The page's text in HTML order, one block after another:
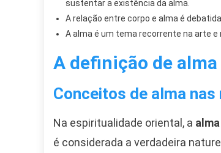
sustentar a existência da alma.
A relação entre corpo e alma é
A alma é um tema recorrente na arte
A definição de
Conceitos de alma
Na espiritualidade oriental, a alma
é considerada a verdadeira